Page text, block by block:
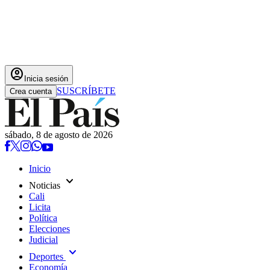
account_circle Inicia sesión
Crea cuenta SUSCRÍBETE
sábado, 8 de agosto de 2026
Inicio
Noticias expand_more
Cali
Licita
Política
Elecciones
Judicial
Deportes expand_more
Economía